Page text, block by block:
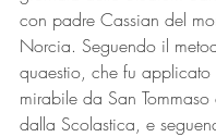
con padre Cassian del
Norcia. Seguendo il
quaestio, che fu applicato
mirabile da San Tommaso
dalla Scolastica, e